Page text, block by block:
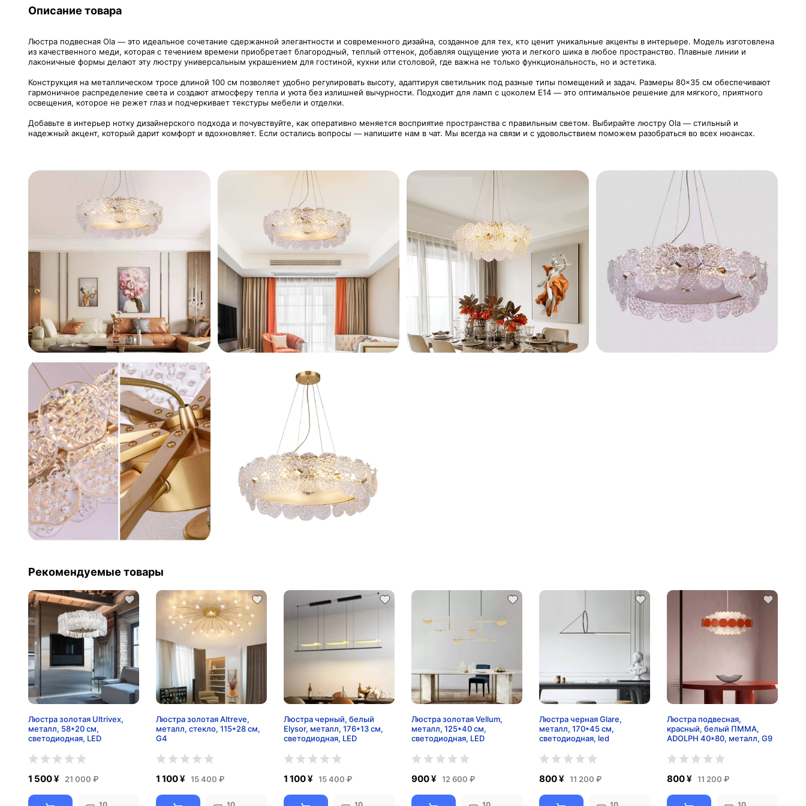
Описание товара
Люстра подвесная Ola — это идеальное сочетание сдержанной элегантности и современного дизайна, созданное для тех, кто ценит уникальные акценты в интерьере. Модель изготовлена
из качественного меди, которая с течением времени приобретает благородный, теплый оттенок, добавляя ощущение уюта и легкого шика в любое пространство. Плавные линии и
лаконичные формы делают эту люстру универсальным украшением для гостиной, кухни или столовой, где важна не только функциональность, но и эстетика.
Конструкция на металлическом тросе длиной 100 см позволяет удобно регулировать высоту, адаптируя светильник под разные типы помещений и задач. Размеры 80×35 см обеспечивают
гармоничное распределение света и создают атмосферу тепла и уюта без излишней вычурности. Подходит для ламп с цоколем Е14 — это оптимальное решение для мягкого, приятного
освещения, которое не режет глаз и подчеркивает текстуры мебели и отделки.
Добавьте в интерьер нотку дизайнерского подхода и почувствуйте, как оперативно меняется восприятие пространства с правильным светом. Выбирайте люстру Ola — стильный и
надежный акцент, который дарит комфорт и вдохновляет. Если остались вопросы — напишите нам в чат. Мы всегда на связи и с удовольствием поможем разобраться во всех нюансах.
Рекомендуемые товары
Люстра золотая Ultrivex,
металл, 58*20 см,
светодиодная, LED
1 500 ¥ 21 000 ₽
Люстра золотая Altreve,
металл, стекло, 115*28 см,
G4
1 100 ¥ 15 400 ₽
Люстра черный, белый
Elysor, металл, 176*13 см,
светодиодная, LED
1 100 ¥ 15 400 ₽
Люстра золотая Vellum,
металл, 125*40 см,
светодиодная, LED
900 ¥ 12 600 ₽
Люстра черная Glare,
металл, 170*45 см,
светодиодная, led
800 ¥ 11 200 ₽
Люстра подвесная,
красный, белый ПММА,
ADOLPH 40*80, металл, G9
800 ¥ 11 200 ₽